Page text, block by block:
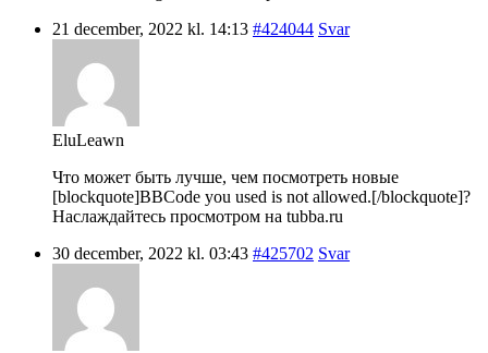
21 december, 2022 kl. 14:13 #424044 Svar
EluLeawn
Что может быть лучше, чем посмотреть новые
[blockquote]BBCode you used is not allowed.[/blockquote]?
Наслаждайтесь просмотром на tubba.ru
30 december, 2022 kl. 03:43 #425702 Svar